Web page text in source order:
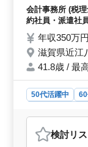
会計事務所 (税
約社員・派遣社
年収350万
滋賀県近江
41.8歳 / 最
50代活躍中
おすすめポ
検討リス